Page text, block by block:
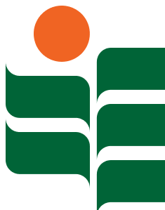
Skip to content